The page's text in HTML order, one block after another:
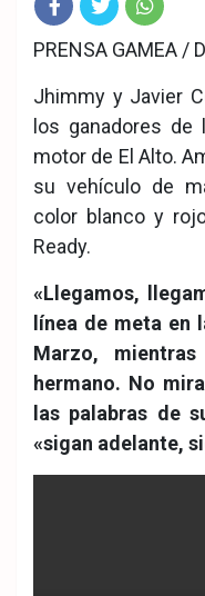
Fac
eb
ook
Twit Wha
tsA
pp
PRENSA GAMEA /
Jhimmy y Javier
los ganadores
motor de El Alto.
su vehículo de
color blanco y
Ready.
«Llegamos,
línea de meta en
Marzo,
hermano. No
las palabras de
«sigan adelante,